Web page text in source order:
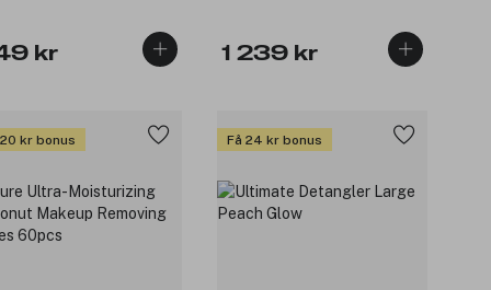
kr 1 239 kr
kr bonus Få 24 kr bonus